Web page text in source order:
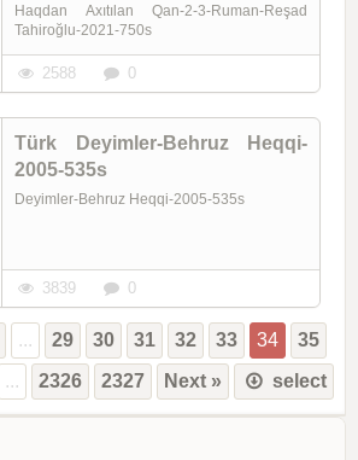
Haqdan Axıtılan Qan-2-3-Ruman-Reşad
Tahiroğlu-2021-750s
2588 0
Türk Deyimler-Behruz Heqqi-
2005-535s
Deyimler-Behruz Heqqi-2005-535s
3839 0
... 29 30 31 32 33 34
35
... 2326 2327 Next » select